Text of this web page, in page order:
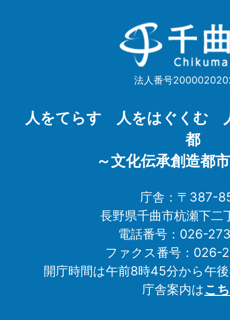
千
曲
Chikuma
法人番号
人をてらす 人をはぐくむ
都
～文化伝承創造都
庁舎：〒387-
長野県千曲市杭瀬下二
電話番号：026-
ファクス番号：026-
開庁時間は午前8時45分から午
庁舎案内はこ